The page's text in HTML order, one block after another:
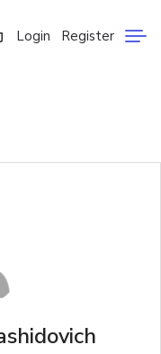
Login Register